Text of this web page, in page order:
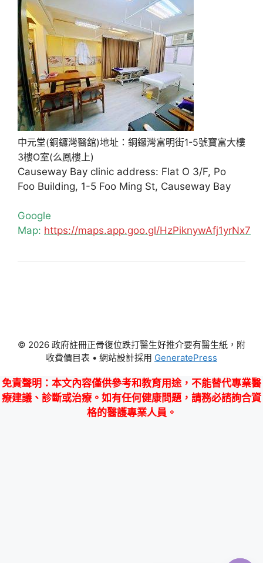
中元堂(銅鑼灣醫舘)地址：銅鑼灣富明街1-5號寶富大樓
3樓O室(么鳳樓上)
Causeway Bay clinic address: Flat O 3/F, Po
Foo Building, 1-5 Foo Ming St, Causeway Bay
Google
Map: https://maps.app.goo.gl/HzPiknywAfj1yrNx7
© 2026 政府註冊正骨復位跌打醫生好推介要有醫生紙，附
收費價目表 • 網站設計採用 GeneratePress
免責聲明 ：本文內容僅供參考和教育用途，不能替代專業醫
療建議、診斷或治療。如有任何健康問題，請務必諮詢合資
格的醫護專業人員。